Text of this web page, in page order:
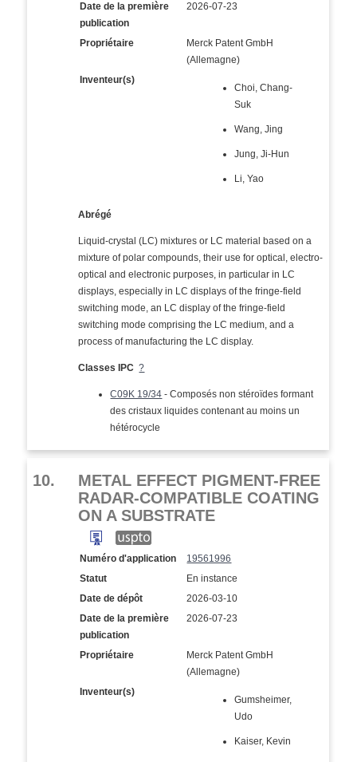
Date de la première
publication
2026-07-23
Propriétaire
Merck Patent GmbH
(Allemagne)
Inventeur(s)
Choi, Chang-
Suk
Wang, Jing
Jung, Ji-Hun
Li, Yao
Abrégé
Liquid-crystal (LC) mixtures or LC material based on a
mixture of polar compounds, their use for optical, electro-
optical and electronic purposes, in particular in LC
displays, especially in LC displays of the fringe-field
switching mode, an LC display of the fringe-field
switching mode comprising the LC medium, and a
process of manufacturing the LC display.
Classes IPC ?
C09K 19/34 - Composés non stéroïdes formant
des cristaux liquides contenant au moins un
hétérocycle
10.
METAL EFFECT PIGMENT-FREE
RADAR-COMPATIBLE COATING
ON A SUBSTRATE
Numéro d'application
19561996
Statut
En instance
Date de dépôt
2026-03-10
Date de la première
publication
2026-07-23
Propriétaire
Merck Patent GmbH
(Allemagne)
Inventeur(s)
Gumsheimer,
Udo
Kaiser, Kevin